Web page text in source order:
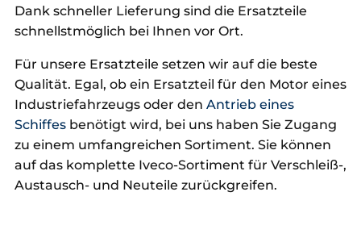
Dank schneller Lieferung sind die Ersatzteile
schnellstmöglich bei Ihnen vor Ort.
Für unsere Ersatzteile setzen wir auf die beste
Qualität. Egal, ob ein Ersatzteil für den Motor eines
Industriefahrzeugs oder den Antrieb eines
Schiffes benötigt wird, bei uns haben Sie Zugang
zu einem umfangreichen Sortiment. Sie können
auf das komplette Iveco-Sortiment für Verschleiß-,
Austausch- und Neuteile zurückgreifen.